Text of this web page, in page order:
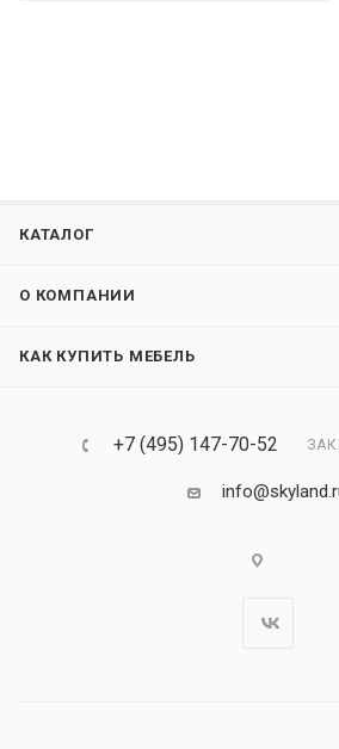
КАТАЛОГ
О КОМПАНИИ
КАК КУПИТЬ МЕБЕЛЬ
+7 (495) 147-70-52